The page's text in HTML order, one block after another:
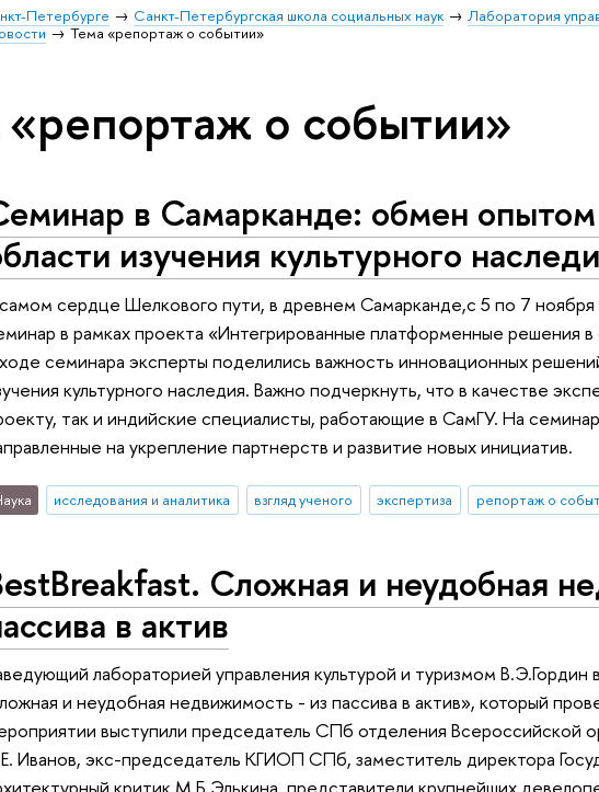
Петербурге Санкт-Петербургская школа социальных наук
Лаборатория
Тема «репортаж о событии»
«репортаж о событии»
в Самарканде: обмен
изучения культурного
сердце Шелкового пути, в древнем Самарканде,с 5 по 7
в рамках проекта «Интегрированные платформенные решения
семинара эксперты поделились важность инновационных
культурного наследия. Важно подчеркнуть, что в качестве
так и индийские специалисты, работающие в СамГУ. На
на укрепление партнерств и развитие новых инициатив.
исследования и аналитика взгляд ученого экспертиза репортаж о
Сложная и неудобная
в актив
лабораторией управления культурой и туризмом
и неудобная недвижимость - из пассива в актив», который
выступили председатель СПб отделения Всероссийской
Иванов, экс-председатель КГИОП СПб, заместитель директора